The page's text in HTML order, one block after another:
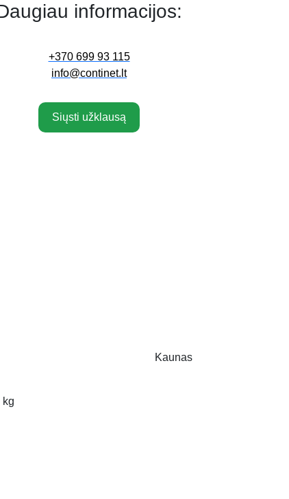
informacijos:
+370 699 93 115
info@continet.lt
Siųsti užklausą
Kaunas
kg